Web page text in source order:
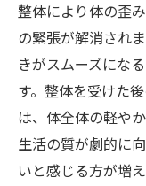
整体により体の歪
の緊張が解消され
きがスムーズにな
す。整体を受けた
は、体全体の軽や
生活の質が劇的に
いと感じる方が増え